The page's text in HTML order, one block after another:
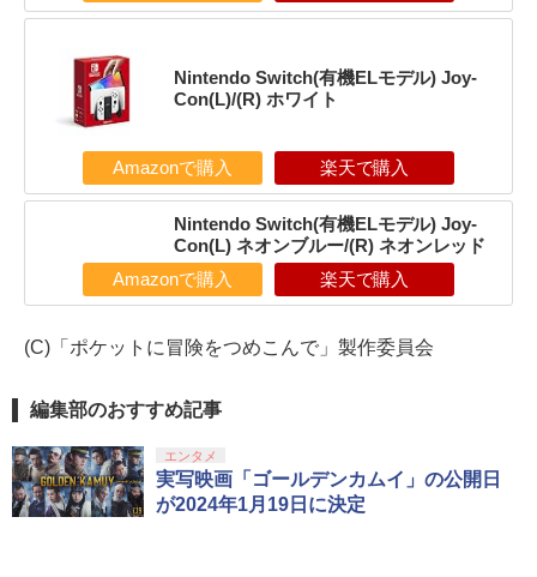
Nintendo Switch(有機ELモデル) Joy-
Con(L)/(R) ホワイト
Amazonで購入 楽天で購入
Nintendo Switch(有機ELモデル) Joy-
Con(L) ネオンブルー/(R) ネオンレッド
Amazonで購入 楽天で購入
(C)「ポケットに冒険をつめこんで」製作委員会
編集部のおすすめ記事
エンタメ
実写映画「ゴールデンカムイ」の公開日
が2024年1月19日に決定